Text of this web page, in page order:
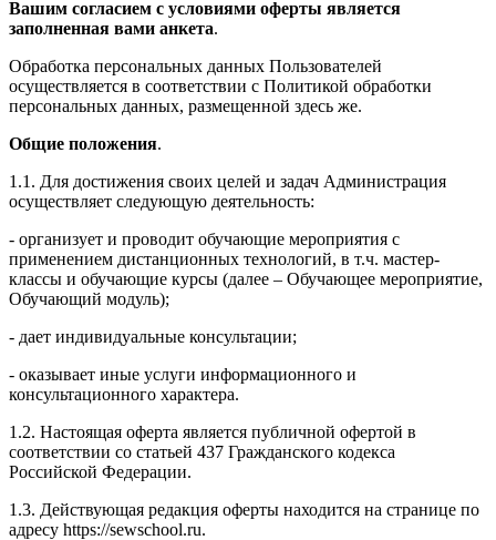
Вашим согласием с условиями оферты является
заполненная вами анкета.
Обработка персональных данных Пользователей
осуществляется в соответствии с Политикой обработки
персональных данных, размещенной здесь же.
Общие положения.
1.1. Для достижения своих целей и задач Администрация
осуществляет следующую деятельность:
- организует и проводит обучающие мероприятия с
применением дистанционных технологий, в т.ч. мастер-
классы и обучающие курсы (далее – Обучающее мероприятие,
Обучающий модуль);
- дает индивидуальные консультации;
- оказывает иные услуги информационного и
консультационного характера.
1.2. Настоящая оферта является публичной офертой в
соответствии со статьей 437 Гражданского кодекса
Российской Федерации.
1.3. Действующая редакция оферты находится на странице по
адресу https://sewschool.ru.